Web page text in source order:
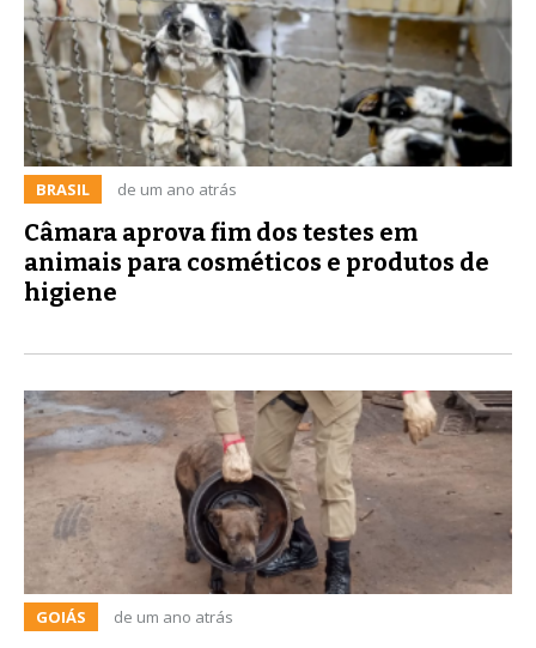
BRASIL de um ano atrás
Câmara aprova fim dos testes em
animais para cosméticos e produtos de
higiene
GOIÁS de um ano atrás